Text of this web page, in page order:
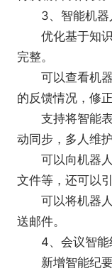
3、智能机器
优化基于知识
完整。
可以查看机器
的反馈情况，修
支持将智能表
动同步，多人维
可以向机器人
文件等，还可以
可以将机器人
送邮件。
4、会议智能
新增智能纪要